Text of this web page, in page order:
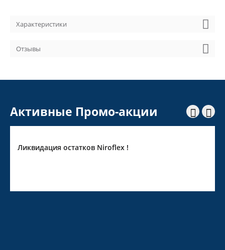
Характеристики
Отзывы
Активные Промо-акции  
Ликвидация остатков Niroflex !